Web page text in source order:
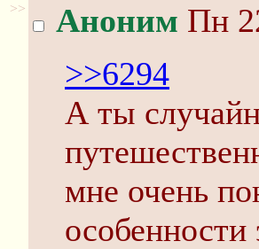
>> Аноним Пн
>>6294
А ты
мне очень